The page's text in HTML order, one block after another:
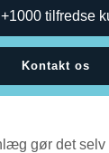
+1000 tilfredse
Kontakt os